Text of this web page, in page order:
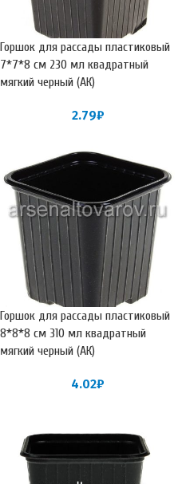
Горшок для рассады пластиковый
7*7*8 см 230 мл квадратный
мягкий черный (АК)
2.79₽
Горшок для рассады пластиковый
8*8*8 см 310 мл квадратный
мягкий черный (АК)
4.02₽